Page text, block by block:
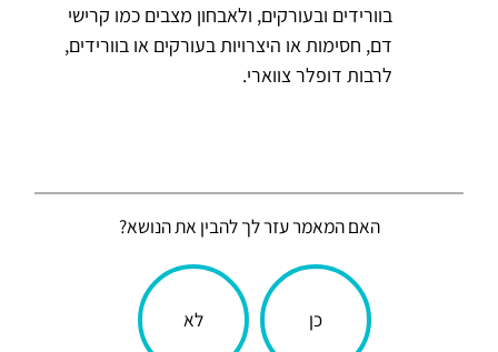
בוורידים ובעורקים, ולאבחון מצבים כמו קרישי
דם, חסימות או היצרויות בעורקים או בוורידים,
לרבות דופלר צווארי.
האם המאמר עזר לך להבין את הנושא?
הכתבה
עניינה
כן לא